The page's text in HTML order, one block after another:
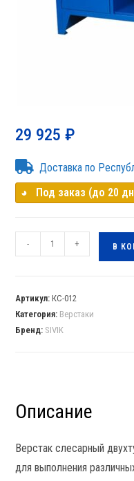
29 925₽
Доставка по
◕⠀Под заказ (до 20
- + В
Артикул:КС-012
Категория: Верстаки
Бренд: SIVIK
Описание
Верстак слесарный
для выполнения